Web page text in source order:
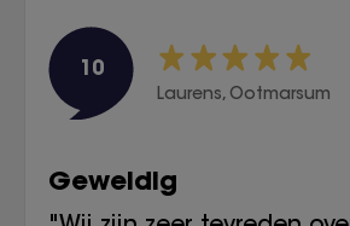
10
Laurens, Ootmarsum
Geweldig